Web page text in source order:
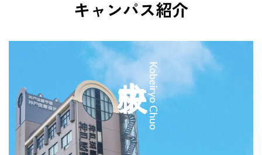
キャンパス紹介
Kobeiryo Chuo